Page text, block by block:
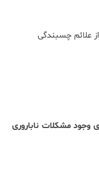
علائم چسبندگی
وجود مشکلات ناباروری